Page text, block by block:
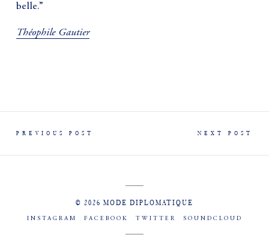
belle.”
Théophile Gautier
PREVIOUS POST NEXT POST
© 2026 MODE DIPLOMATIQUE
INSTAGRAM FACEBOOK TWITTER SOUNDCLOUD